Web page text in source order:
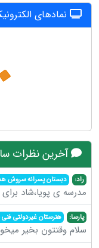
نمادهای
آخرین نظرات
راد: دبستان پسرانه سروش
مدرسه ی پویا،شاد
پارسا: هنرستان غیردولتی
سلام وقتتون بخیر